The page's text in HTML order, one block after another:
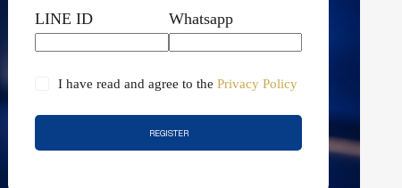
LINE ID Whatsapp
I have read and agree to thePrivacy Policy
REGISTER